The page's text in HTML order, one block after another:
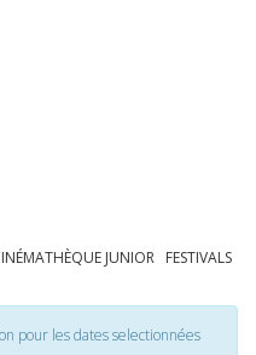
JUNIOR FESTIVALS
pour les dates selectionnées